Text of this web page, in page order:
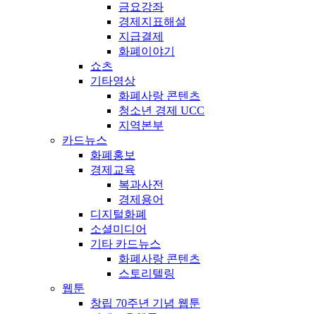
금요강좌
경제지표해설
지급결제
화폐이야기
쇼츠
기타영상
화폐사랑 콘텐츠
청소년 경제 UCC
지역본부
카드뉴스
화폐홍보
경제교육
복과사전
경제용어
디지털화폐
소셜미디어
기타 카드뉴스
화폐사랑 콘텐츠
스토리텔링
웹툰
창립 70주년 기념 웹툰